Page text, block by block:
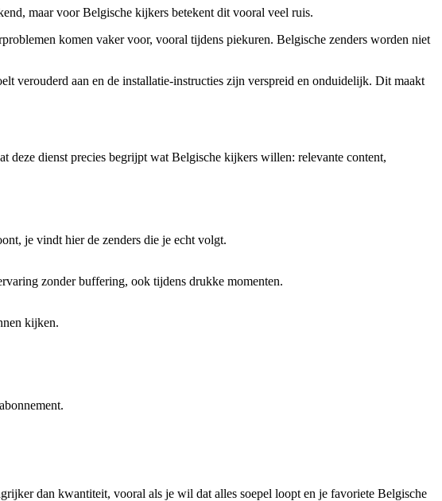
maar voor Belgische kijkers betekent dit vooral veel ruis.
komen vaker voor, vooral tijdens piekuren. Belgische zenders worden niet
verouderd aan en de installatie-instructies zijn verspreid en onduidelijk. Dit maakt
deze dienst precies begrijpt wat Belgische kijkers willen: relevante content,
je vindt hier de zenders die je echt volgt.
zonder buffering, ook tijdens drukke momenten.
kijken.
dan kwantiteit, vooral als je wil dat alles soepel loopt en je favoriete Belgische